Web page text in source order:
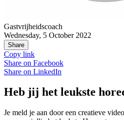
Gastvrijheidscoach
Wednesday, 5 October 2022
Share
Copy link
Share on Facebook
Share on LinkedIn
Heb jij het leukste
Je meld je aan door een creatieve